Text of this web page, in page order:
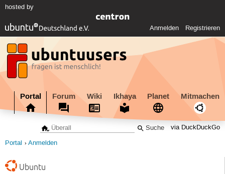
hosted by
Anmelden Registrieren
Portal Forum Wiki Ikhaya Planet Mitmachen
via DuckDuckGo
Portal Anmelden
Ubuntu